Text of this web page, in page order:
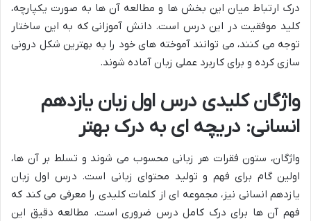
درک ارتباط میان این بخش ها و مطالعه آن ها به صورت یکپارچه،
کلید موفقیت در این درس است. دانش آموزانی که به این ساختار
توجه می کنند، می توانند آموخته های خود را به بهترین شکل درونی
سازی کرده و برای کاربرد عملی زبان آماده شوند.
واژگان کلیدی درس اول زبان یازدهم
انسانی: دریچه ای به درک بهتر
واژگان، ستون فقرات هر زبانی محسوب می شوند و تسلط بر آن ها،
اولین گام برای فهم و تولید محتوای زبانی است. درس اول زبان
یازدهم انسانی نیز، مجموعه ای از کلمات کلیدی را معرفی می کند که
فهم آن ها برای درک کامل درس ضروری است. مطالعه دقیق این